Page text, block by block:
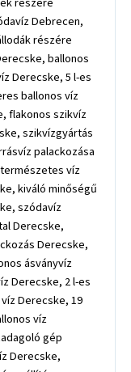
Debrecen,
részére
ballonos
Derecske, 5 l-es
ballonos víz
flakonos szikvíz
szikvízgyártás
palackozása
víz
kiváló minőségű
szódavíz
Derecske,
Derecske,
ásványvíz
Derecske, 2 l-es
Derecske, 19
víz
gép
Derecske,